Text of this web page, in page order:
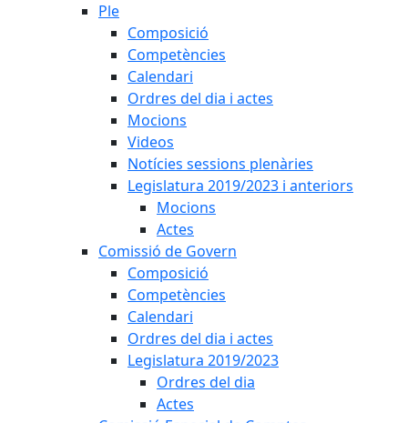
Ple
Composició
Competències
Calendari
Ordres del dia i actes
Mocions
Videos
Notícies sessions plenàries
Legislatura 2019/2023 i anteriors
Mocions
Actes
Comissió de Govern
Composició
Competències
Calendari
Ordres del dia i actes
Legislatura 2019/2023
Ordres del dia
Actes